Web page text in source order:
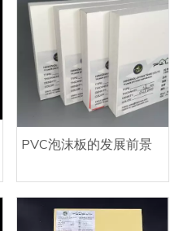
PVC泡沫板的发展前景